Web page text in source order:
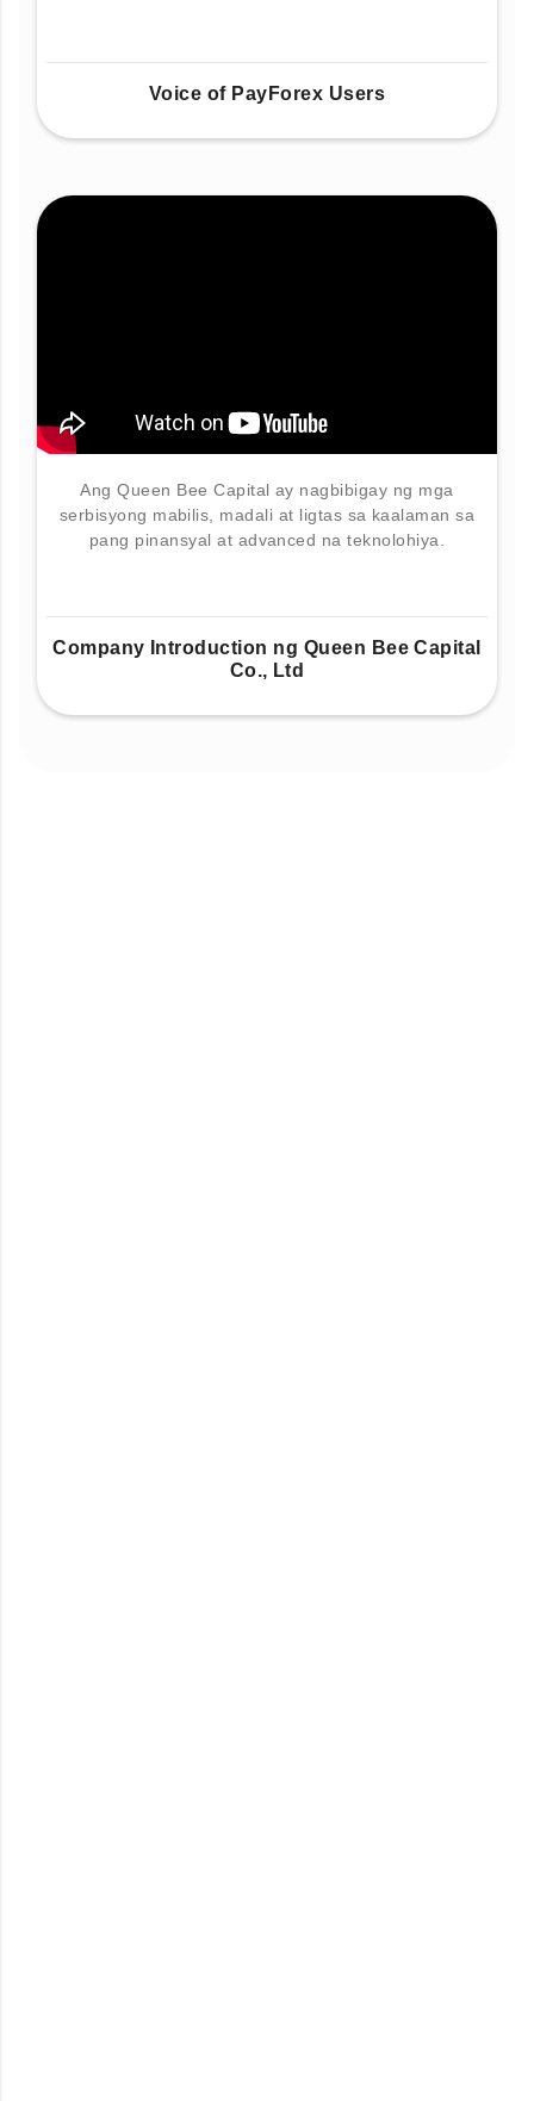
Voice of PayForex Users
Ang Queen Bee Capital ay nagbibigay ng mga
serbisyong mabilis, madali at ligtas sa kaalaman sa
pang pinansyal at advanced na teknolohiya.
Company Introduction ng Queen Bee Capital
Co., Ltd